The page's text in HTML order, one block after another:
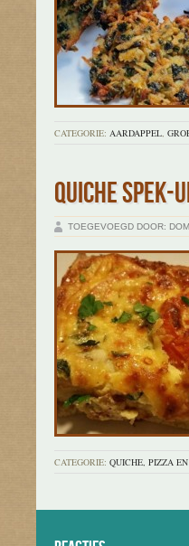
CATEGORIE: AARDAPPEL,
QUICHE SPEK-
TOEGEVOEGD DOOR:
CATEGORIE: QUICHE, PIZZA